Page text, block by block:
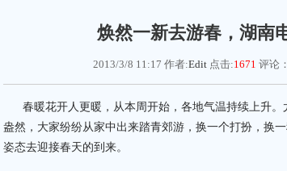
焕然一新去游春，湖南
2013/3/8 11:17 作者:Edit点击:1671 评论：
春暖花开人更暖，从本周开始，各地气温持续上升。
盎然，大家纷纷从家中出来踏青郊游，换一个打扮，换
姿态去迎接春天的到来。